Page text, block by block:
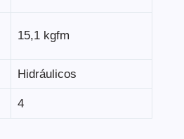
15,1 kgfm
Hidráulicos
4